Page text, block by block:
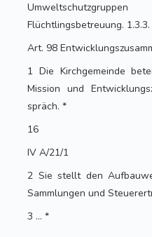
Flüchtlingsbetreuung.
Art. 98
1 Die Kirchgemeinde
Mission und
spräch. *
16
IV A/21/1
2 Sie stellt den
Sammlungen und
3 ... *